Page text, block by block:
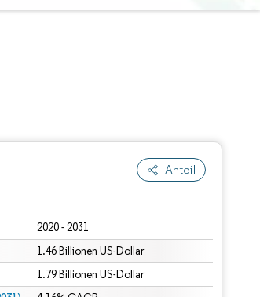
Anteil
2020 - 2031
1.46 Billionen US-Dollar
1.79 Billionen US-Dollar